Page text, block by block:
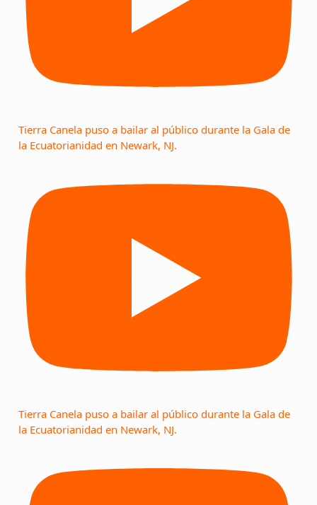
Tierra Canela puso a bailar al público durante la Gala de
la Ecuatorianidad en Newark, NJ.
Tierra Canela puso a bailar al público durante la Gala de
la Ecuatorianidad en Newark, NJ.